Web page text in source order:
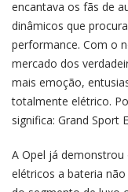
encantava os fãs de
dinâmicos que
performance. Com o
mercado dos
mais emoção,
totalmente elétrico.
significa: Grand Sport
A Opel já
elétricos a bateria